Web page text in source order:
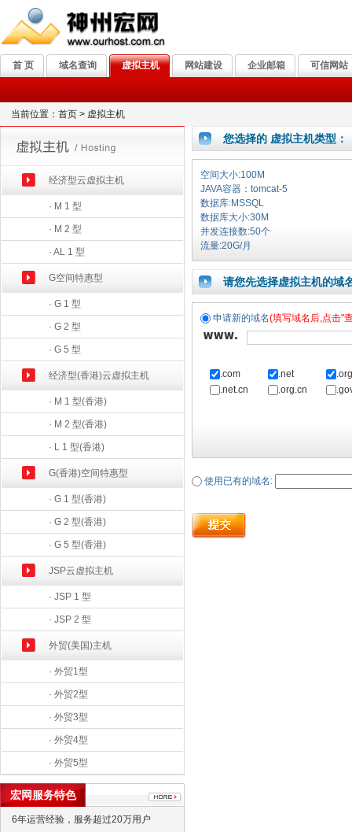
首 页 域名查询 虚拟主机 网站建设 企业邮箱 可信网站
当前位置：首页 > 虚拟主机
经济型云虚拟主机
· M 1 型
· M 2 型
· AL 1 型
G空间特惠型
· G 1 型
· G 2 型
· G 5 型
经济型(香港)云虚拟主机
· M 1 型(香港)
· M 2 型(香港)
· L 1 型(香港)
G(香港)空间特惠型
· G 1 型(香港)
· G 2 型(香港)
· G 5 型(香港)
JSP云虚拟主机
· JSP 1 型
· JSP 2 型
外贸(美国)主机
· 外贸1型
· 外贸2型
· 外贸3型
· 外贸4型
· 外贸5型
宏网服务特色
6年运营经验，服务超过20万用户
您选择的 虚拟主机类型
空间大小:100M
JAVA容器：tomcat-5
数据库:MSSQL
数据库大小:30M
并发连接数:50个
流量:20G/月
请您先选择虚拟主机的域
申请新的域名(填写域名后,点击"
.com .net
.org
.net.cn
.org.cn
使用已有的域名: